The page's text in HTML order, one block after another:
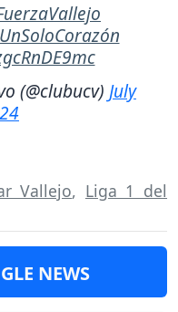
(@clubucv) July
Vallejo, Liga 1 del
NEWS